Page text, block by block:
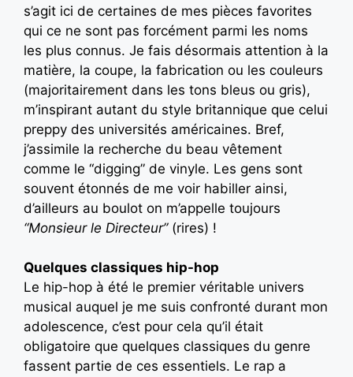
s’agit ici de certaines de mes pièces favorites
qui ce ne sont pas forcément parmi les noms
les plus connus. Je fais désormais attention à la
matière, la coupe, la fabrication ou les couleurs
(majoritairement dans les tons bleus ou gris),
m’inspirant autant du style britannique que celui
preppy des universités américaines. Bref,
j’assimile la recherche du beau vêtement
comme le “digging” de vinyle. Les gens sont
souvent étonnés de me voir habiller ainsi,
d’ailleurs au boulot on m’appelle toujours
“Monsieur le Directeur”(rires) !
Quelques classiques hip-hop
Le hip-hop à été le premier véritable univers
musical auquel je me suis confronté durant mon
adolescence, c’est pour cela qu’il était
obligatoire que quelques classiques du genre
fassent partie de ces essentiels. Le rap a